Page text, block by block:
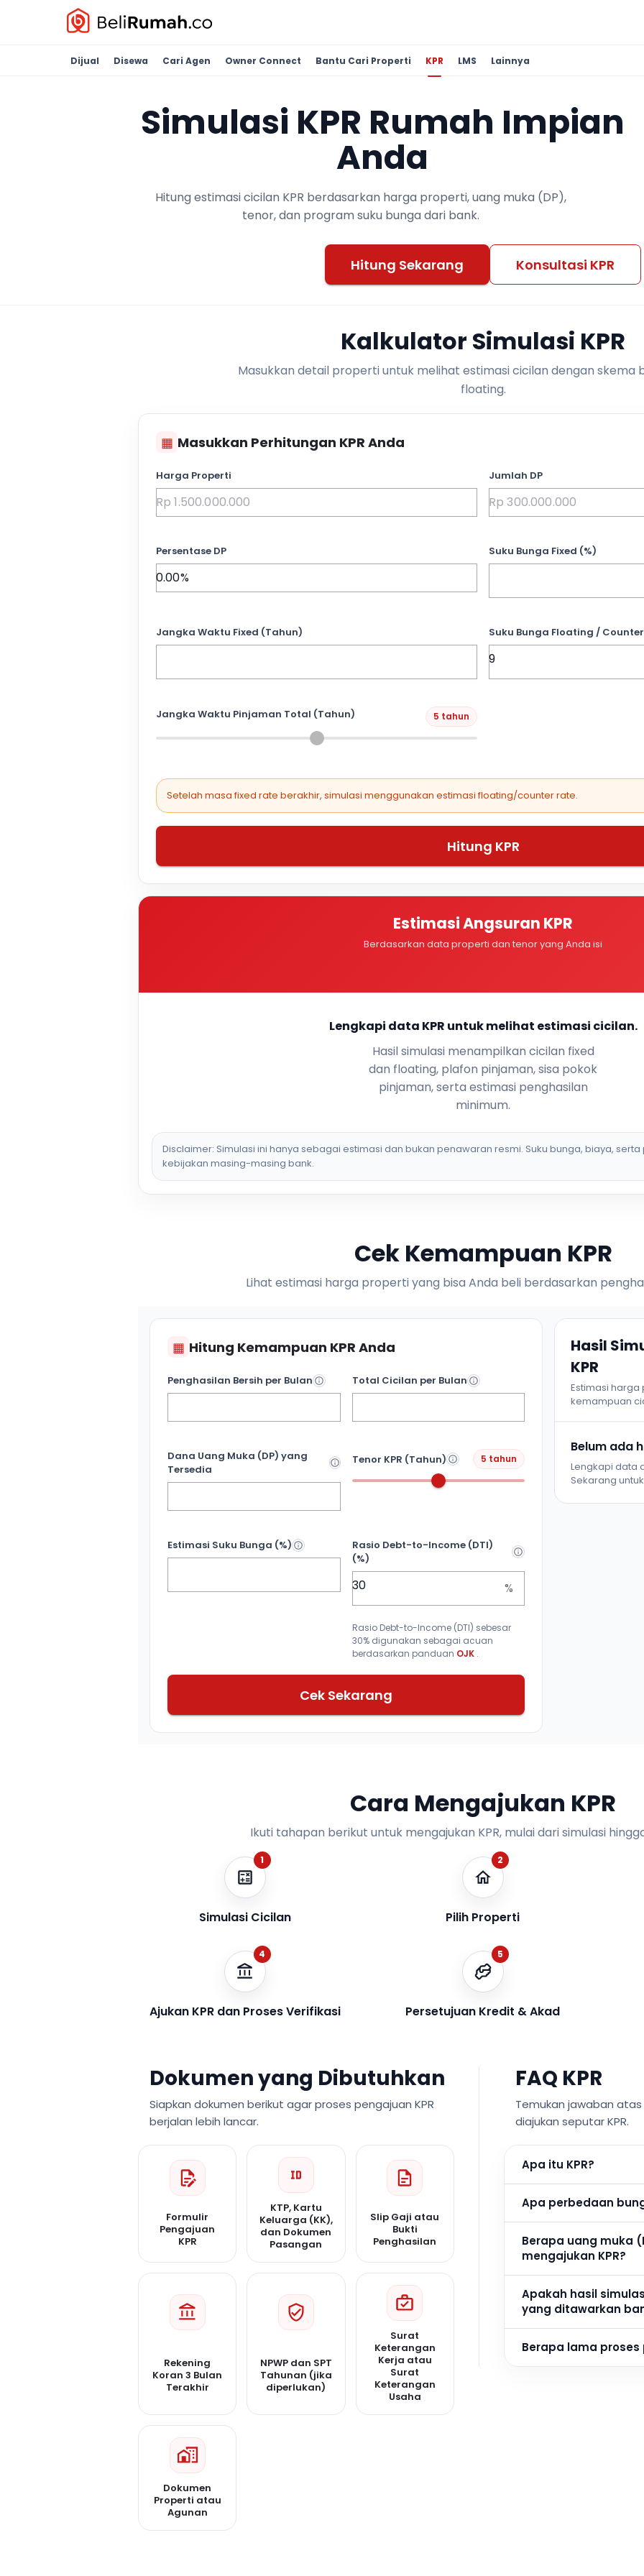
Dijual Disewa Cari Agen Owner Connect Bantu Cari Properti KPR LMS Lainnya
Simulasi KPR Rumah Impian
Anda
Hitung estimasi cicilan KPR berdasarkan harga properti, uang muka (DP),
tenor, dan program suku bunga dari bank.
Hitung Sekarang Konsultasi KPR
Kalkulator Simulasi KPR
Masukkan detail properti untuk melihat estimasi cicilan dengan skema
floating.
▦ Masukkan Perhitungan KPR Anda
Harga Properti Jumlah DP
Persentase DP Suku Bunga Fixed (%)
Jangka Waktu Fixed (Tahun) Suku Bunga Floating /
Jangka Waktu Pinjaman Total (Tahun) 5 tahun
Setelah masa fixed rate berakhir, simulasi menggunakan estimasi floating/counter rate.
Hitung KPR
Estimasi Angsuran KPR
Berdasarkan data properti dan tenor yang Anda isi
Lengkapi data KPR untuk melihat estimasi cicilan.
Hasil simulasi menampilkan cicilan fixed
dan floating, plafon pinjaman, sisa pokok
pinjaman, serta estimasi penghasilan
minimum.
Disclaimer: Simulasi ini hanya sebagai estimasi dan bukan penawaran resmi. Suku bunga, biaya,
kebijakan masing-masing bank.
Cek Kemampuan KPR
Lihat estimasi harga properti yang bisa Anda beli berdasarkan
▦ Hitung Kemampuan KPR Anda
Penghasilan Bersih per Bulan Total Cicilan per Bulan
Dana Uang Muka (DP) yang
Tersedia
Tenor KPR (Tahun) 5 tahun
Estimasi Suku Bunga (%)
Rasio Debt-to-Income (DTI)
(%)
%
Rasio Debt-to-Income (DTI) sebesar
30% digunakan sebagai acuan
berdasarkan panduan OJK .
Cek Sekarang
Hasil
KPR
Estimasi
kemampuan
Belum ada
Lengkapi data
Sekarang
Cara Mengajukan KPR
Ikuti tahapan berikut untuk mengajukan KPR, mulai dari simulasi
1
Simulasi Cicilan
2
Pilih Properti
4
Ajukan KPR dan Proses Verifikasi
5
Persetujuan Kredit & Akad
Dokumen yang Dibutuhkan
Siapkan dokumen berikut agar proses pengajuan KPR
berjalan lebih lancar.
Formulir
Pengajuan
KPR
KTP, Kartu
Keluarga (KK),
dan Dokumen
Pasangan
Slip Gaji atau
Bukti
Penghasilan
Rekening
Koran 3 Bulan
Terakhir
NPWP dan SPT
Tahunan (jika
diperlukan)
Surat
Keterangan
Kerja atau
Surat
Keterangan
Usaha
Dokumen
Properti atau
Agunan
FAQ KPR
Temukan jawaban
diajukan seputar KPR.
Apa itu KPR?
Apa perbedaan
Berapa uang muka
mengajukan KPR?
Apakah hasil
yang ditawarkan
Berapa lama proses